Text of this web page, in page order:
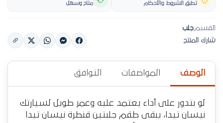
تطبق الشروط والأحكام متاح وسهل
القسم:جلب
شارك المنتج
الوصف المواصفات التوافق
لو بتدور على أداء يعتمد عليه وعمر طويل لسيارتك
نيسان تيدا، يبقى طقم جلبتين قنطرة نيسان تيدا